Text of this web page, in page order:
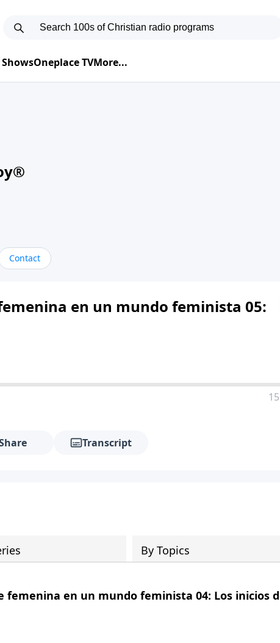
Oneplace TVMore...
Contact
en un mundo feminista 05:
Transcript
By Topics
femenina en un mundo feminista 04: Los inicios